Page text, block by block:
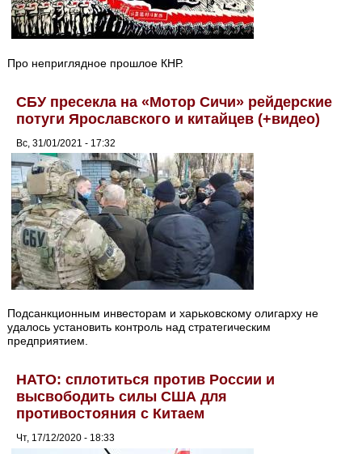
Про неприглядное прошлое КНР.
СБУ пресекла на «Мотор Сичи» рейдерские
потуги Ярославского и китайцев (+видео)
Вс, 31/01/2021 - 17:32
Подсанкционным инвесторам и харьковскому олигарху не
удалось установить контроль над стратегическим
предприятием.
НАТО: сплотиться против России и
высвободить силы США для
противостояния с Китаем
Чт, 17/12/2020 - 18:33